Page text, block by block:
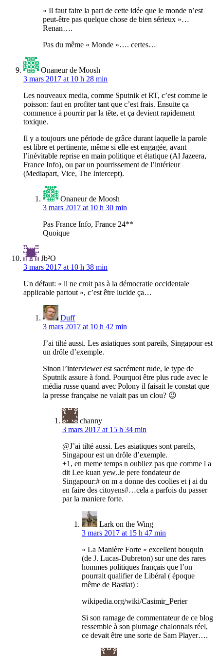
« Il faut faire la part de cette idée que le monde n’est
peut-être pas quelque chose de bien sérieux »…
Renan….
Pas du même « Monde »…. certes…
Onaneur de Moosh
3 mars 2017 at 10 h 28 min
Les nouveaux media, comme Sputnik et RT, c’est comme le
poisson: faut en profiter tant que c’est frais. Ensuite ça
commence à pourrir par la tête, et ça devient rapidement
toxique.
Il y a toujours une période de grâce durant laquelle la parole
est libre et pertinente, même si elle est engagée, avant
l’inévitable reprise en main politique et étatique (Al Jazeera,
France Info), ou par un pourrissement de l’intérieur
(Mediapart, Vice, The Intercept).
Onaneur de Moosh
3 mars 2017 at 10 h 30 min
Pas France Info, France 24**
Quoique
Jb²O
3 mars 2017 at 10 h 38 min
Un défaut: « il ne croit pas à la démocratie occidentale
applicable partout », c’est être lucide ça…
Duff
3 mars 2017 at 10 h 42 min
J’ai tilté aussi. Les asiatiques sont pareils, Singapour est
un drôle d’exemple.
Sinon l’interviewer est sacrément rude, le type de
Sputnik assure à fond. Pourquoi être plus rude avec le
média russe quand avec Polony il faisait le constat que
la presse française ne valait pas un clou? 😉
channy
3 mars 2017 at 15 h 34 min
@J’ai tilté aussi. Les asiatiques sont pareils,
Singapour est un drôle d’exemple.
+1, en meme temps n oubliez pas que comme l a
dit Lee kuan yew..le pere fondateur de
Singapour:# on m a donne des coolies et j ai du
en faire des citoyens#…cela a parfois du passer
par la maniere forte.
Lark on the Wing
3 mars 2017 at 15 h 47 min
« La Manière Forte » excellent bouquin
(de J. Lucas-Dubreton) sur une des rares
hommes politiques français que l’on
pourrait qualifier de Libéral ( époque
même de Bastiat) :
wikipedia.org/wiki/Casimir_Perier
Si son ramage de commentateur de ce blog
ressemble à son plumage chalonnais réel,
ce devait être une sorte de Sam Player….